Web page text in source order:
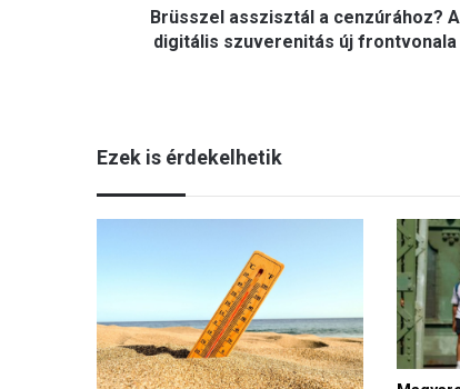
t
z
ú
r
Brüsszel asszisztál a cenzúrához? A
digitális szuverenitás új frontvonala
Ezek is érdekelhetik